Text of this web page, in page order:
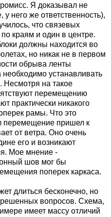
Я доказывал не
него же ответственность),
что связевых
краям и один в центре.
должны находится во
но никак не в первом
обрыва ленты
устанавливать
Несмотря на такое
перемещению
практически никакого
рамы. Что это
перемещение пришел к
от ветра. Оно очень
его и возникают
Мое мнение -
шов мог бы
поперек каркаса.
длиться бесконечно, но
решенных вопросов. Схема,
имеет массу отличий